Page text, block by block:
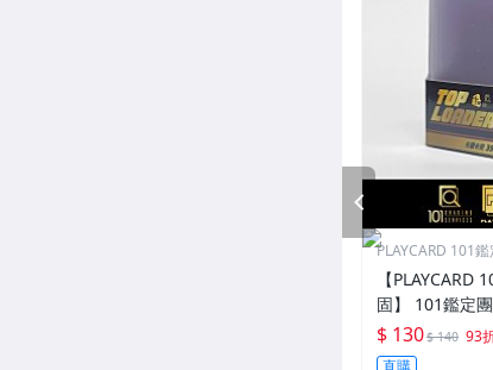
PLAYCARD 101
【PLAYCARD
固】 101鑑定
一般卡夾 / 塑
$ 130$ 140 93
直購